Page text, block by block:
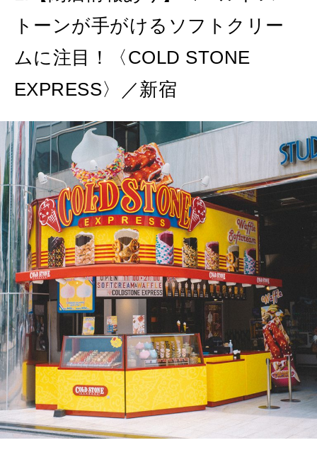
2026年9月号「北海道 おいしく遊ぶ、夏のご褒美旅。」
2026年8月号『お茶の時間です。』
2026年7月号「鎌倉 ローカルが 教えてくれた 本当の歩き方。」
2026年6月号「大銀座 トレンドが生まれる 新しい一流店へ。」
2026年5月号「“大好き”に出会いに。韓国」
2026年4月号「未来をつくる、学びの教科書。」
2026年3月号「スイーツ予想図 2026」
2026年2月号「良運を掴む 新・開運術。」
2026年1月号「猫がいれば、幸せ」
2025年12月号「お酒の新常識。」
MAGAZINE
FOLLOW US!
トーンが手がけるソフトクリー
ムに注目！〈COLD STONE
EXPRESS〉／新宿